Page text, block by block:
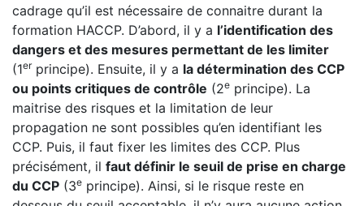
cadrage qu’il est nécessaire de connaitre durant la
formation HACCP. D’abord, il y a l’identification des
dangers et des mesures permettant de les limiter
(1erprincipe). Ensuite, il y a la détermination des CCP
ou points critiques de contrôle (2e principe). La
maitrise des risques et la limitation de leur
propagation ne sont possibles qu’en identifiant les
CCP. Puis, il faut fixer les limites des CCP. Plus
précisément, il faut définir le seuil de prise en charge
du CCP (3e principe). Ainsi, si le risque reste en